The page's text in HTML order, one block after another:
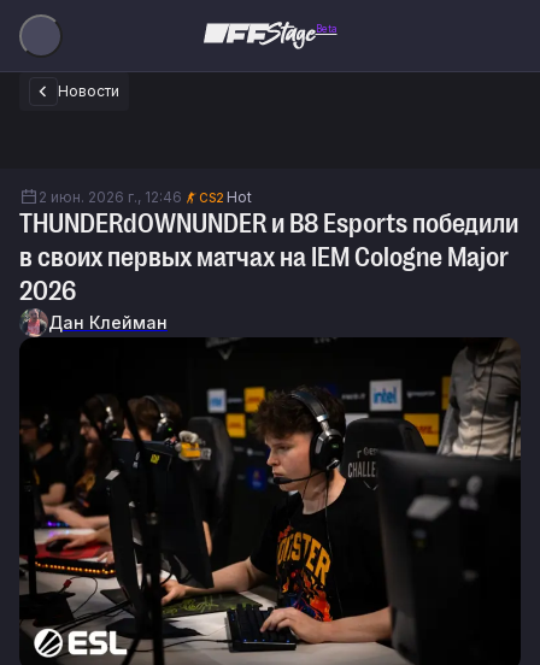
Beta
Новости
2 июн. 2026 г., 12:46 CS2 Hot
THUNDERdOWNUNDER и B8 Esports победили
в своих первых матчах на IEM Cologne Major
2026
Дан Клейман